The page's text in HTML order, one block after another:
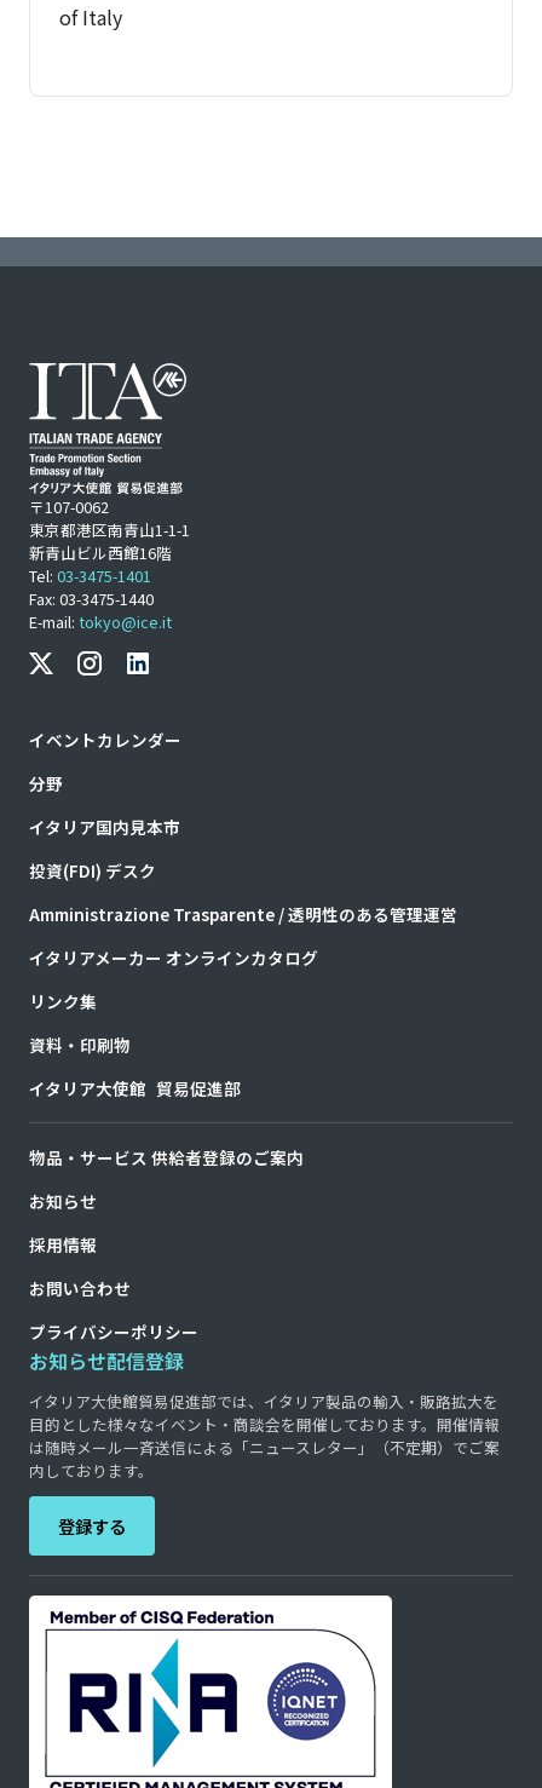
of Italy
〒107-0062
東京都港区南青山1-1-1
新青山ビル西館16階
Tel: 03-3475-1401
Fax: 03-3475-1440
E-mail: tokyo@ice.it
イベントカレンダー
分野
イタリア国内見本市
投資(FDI) デスク
Amministrazione Trasparente / 透明性のある管理運営
イタリアメーカー オンラインカタログ
リンク集
資料・印刷物
イタリア大使館 貿易促進部
物品・サービス 供給者登録のご案内
お知らせ
採用情報
お問い合わせ
プライバシーポリシー
お知らせ配信登録
イタリア大使館貿易促進部では、イタリア製品の輸入・販路拡大を
目的とした様々なイベント・商談会を開催しております。開催情報
は随時メール一斉送信による「ニュースレター」（不定期）でご案
内しております。
登録する